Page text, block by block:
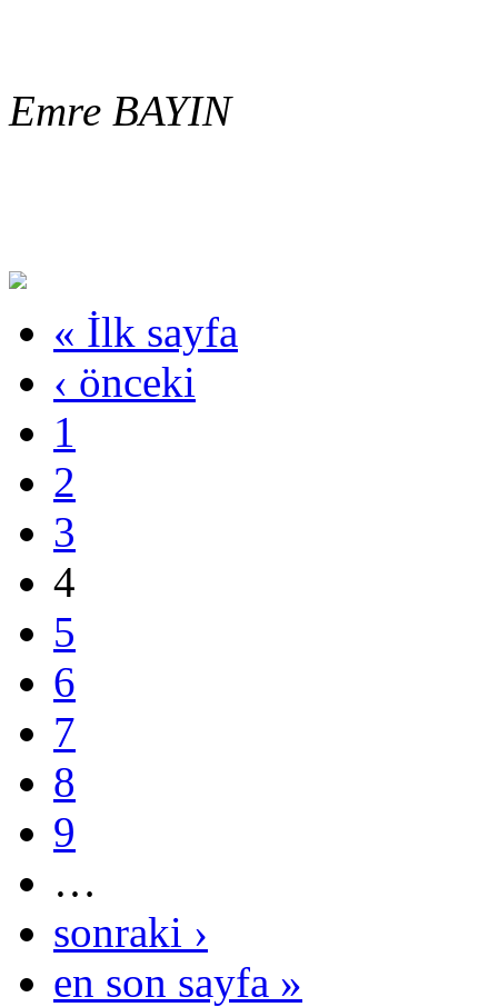
Emre BAYIN
« İlk sayfa
‹ önceki
1
2
3
4
5
6
7
8
9
…
sonraki ›
en son sayfa »